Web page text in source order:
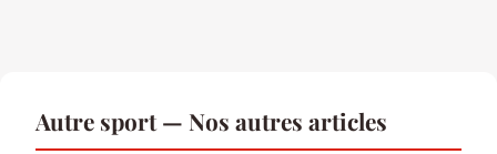
Autre sport — Nos autres articles